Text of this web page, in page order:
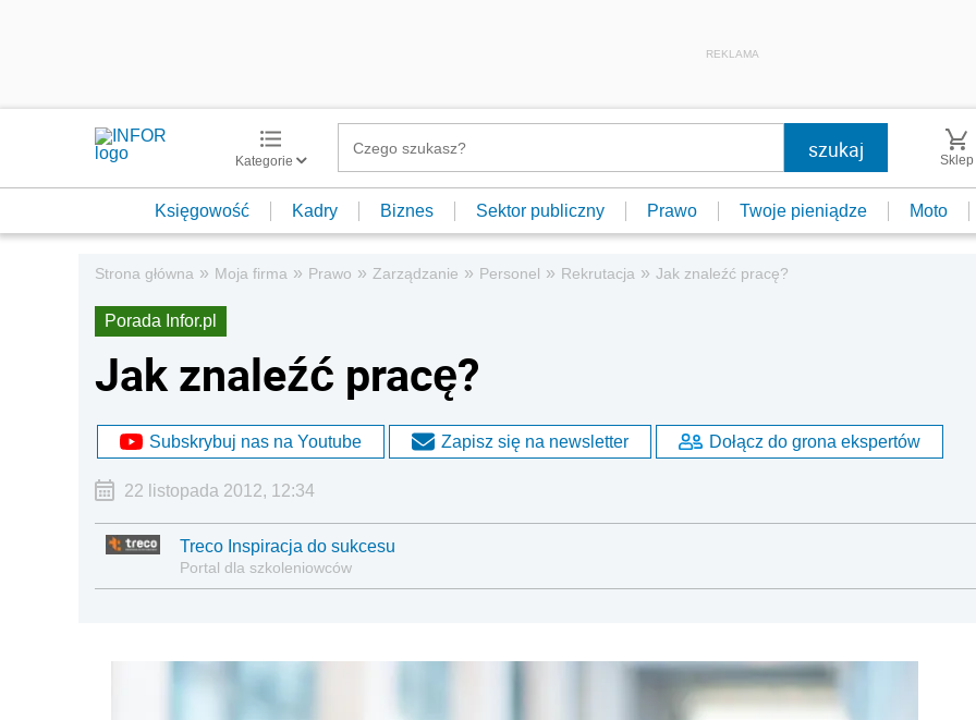
REKLAMA
Kategorie Sklep
Księgowość Kadry Biznes Sektor publiczny Prawo Twoje pieniądze Moto
Strona główna » Moja firma » Prawo » Zarządzanie » Personel » Rekrutacja » Jak znaleźć pracę?
Porada Infor.pl
Jak znaleźć pracę?
Subskrybuj nas na Youtube Zapisz się na newsletter Dołącz do grona ekspertów
22 listopada 2012, 12:34
Treco Inspiracja do sukcesu
Portal dla szkoleniowców